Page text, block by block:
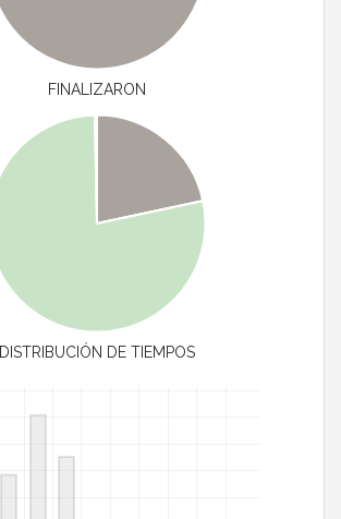
FINALIZARON
DISTRIBUCIÓN DE TIEMPOS